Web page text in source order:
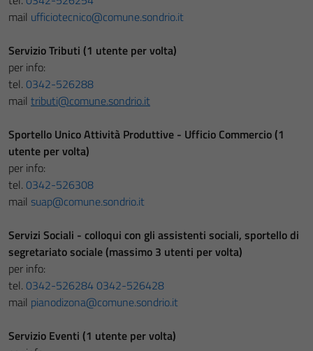
mail ufficiotecnico@comune.sondrio.it
Servizio Tributi (1 utente per volta)
per info:
tel. 0342-526288
mail tributi@comune.sondrio.it
Sportello Unico Attività Produttive - Ufficio Commercio(1
utente per volta)
per info:
tel. 0342-526308
mail suap@comune.sondrio.it
Servizi Sociali - colloqui con gli assistenti sociali, sportello di
segretariato sociale(massimo 3 utenti per volta)
per info:
tel. 0342-5262840342-526428
mail pianodizona@comune.sondrio.it
Servizio Eventi (1 utente per volta)